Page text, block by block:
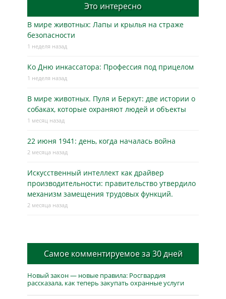
Это интересно
В мире животных: Лапы и крылья на страже
безопасности
1 неделя назад
Ко Дню инкассатора: Профессия под прицелом
1 неделя назад
В мире животных. Пуля и Беркут: две истории о
собаках, которые охраняют людей и объекты
1 месяц назад
22 июня 1941: день, когда началась война
2 месяца назад
Искусственный интеллект как драйвер
производительности: правительство утвердило
механизм замещения трудовых функций.
2 месяца назад
Самое комментируемое за 30 дней
Новый закон — новые правила: Росгвардия
рассказала, как теперь закупать охранные услуги